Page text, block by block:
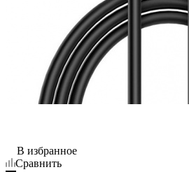
В избранное
Сравнить